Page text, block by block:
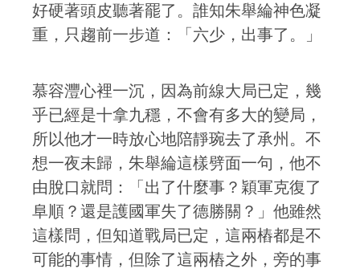
好硬著頭皮聽著罷了。誰知朱舉綸神色凝
重，只趨前一步道：「六少，出事了。」
慕容灃心裡一沉，因為前線大局已定，幾
乎已經是十拿九穩，不會有多大的變局，
所以他才一時放心地陪靜琬去了承州。不
想一夜未歸，朱舉綸這樣劈面一句，他不
由脫口就問：「出了什麼事？穎軍克復了
阜順？還是護國軍失了德勝關？」他雖然
這樣問，但知道戰局已定，這兩樁都是不
可能的事情，但除了這兩樁之外，旁的事